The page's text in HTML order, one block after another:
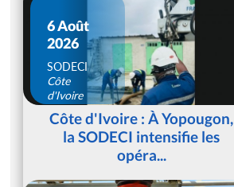
6 Août
2026
SODECI
Côte
d'Ivoire
Côte d'Ivoire : À Yopougon,
la SODECI intensifie les
opéra...